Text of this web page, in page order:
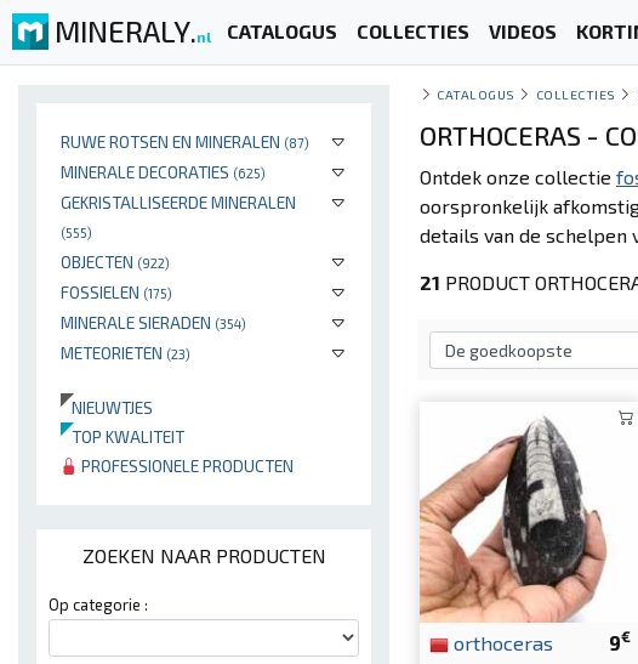
MINERALY.nl CATALOGUS COLLECTIES VIDEOS
RUWE ROTSEN EN MINERALEN (87)
MINERALE DECORATIES (625)
GEKRISTALLISEERDE MINERALEN
(555)
OBJECTEN (922)
FOSSIELEN (175)
MINERALE SIERADEN (354)
METEORIETEN (23)
NIEUWTJES
TOP KWALITEIT
PROFESSIONELE PRODUCTEN
ZOEKEN NAAR PRODUCTEN
Op categorie :
CATALOGUS COLLECTIES
ORTHOCERAS -
Ontdek onze collectie
oorspronkelijk
details van de schelpen
21 PRODUCT
9€
orthoceras